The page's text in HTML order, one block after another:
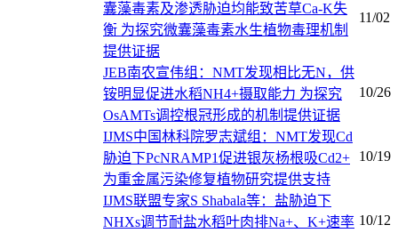
囊藻毒素及渗透胁迫均能致苦草Ca-K失
衡 为探究微囊藻毒素水生植物毒理机制
提供证据
11/02
JEB南农宣伟组：NMT发现相比无N，供
铵明显促进水稻NH4+摄取能力 为探究
OsAMTs调控根冠形成的机制提供证据
10/26
IJMS中国林科院罗志斌组：NMT发现Cd
胁迫下PcNRAMP1促进银灰杨根吸Cd2+
为重金属污染修复植物研究提供支持
10/19
IJMS联盟专家S Shabala等：盐胁迫下
NHXs调节耐盐水稻叶肉排Na+、K+速率 10/12